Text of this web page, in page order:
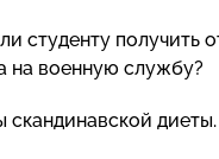
студенту получить
на военную службу?
скандинавской диеты.